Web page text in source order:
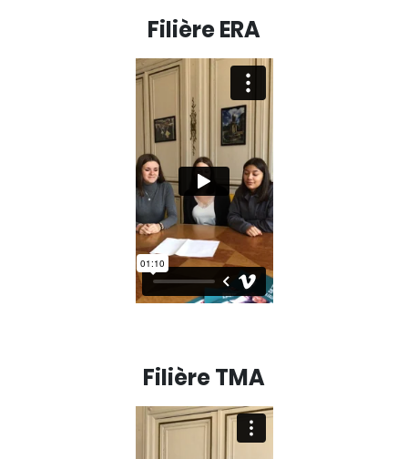
Filière ERA
Filière TMA